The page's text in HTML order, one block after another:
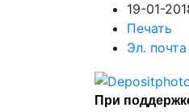
19-01-
Печать
Эл. почта
При